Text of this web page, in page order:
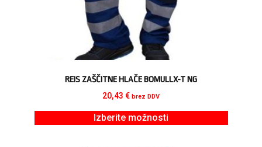
REIS ZAŠČITNE HLAČE BOMULLX-T NG
20,43 € brez DDV
Izberite možnosti